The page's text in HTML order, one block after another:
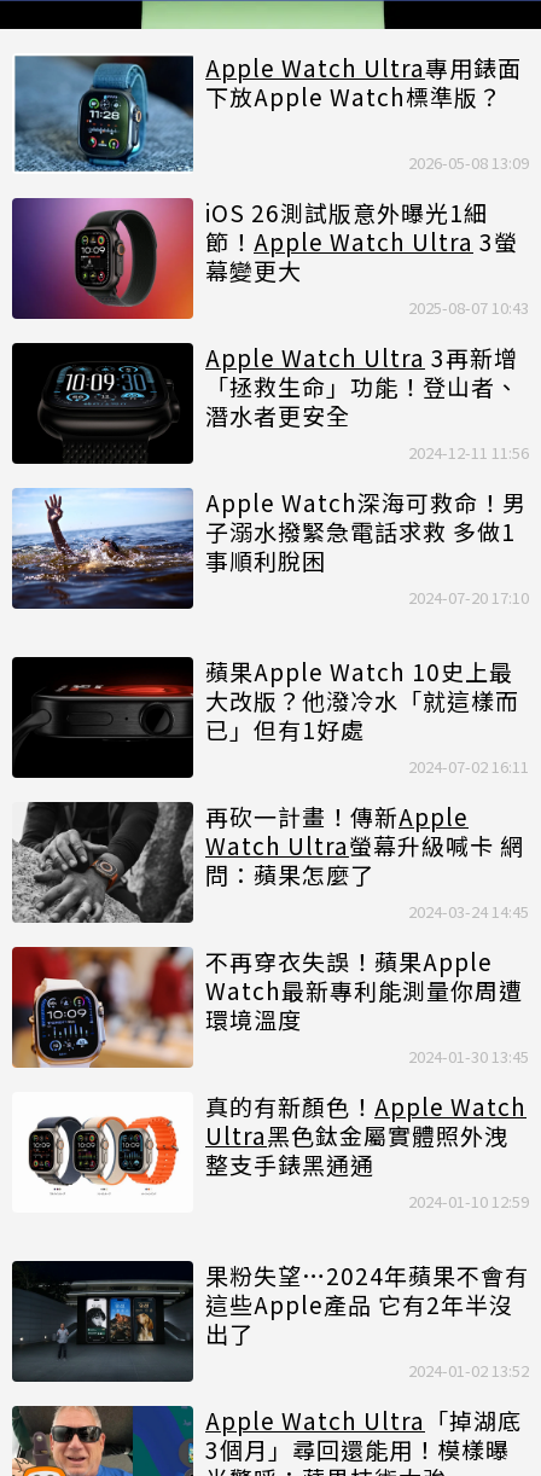
Apple Watch Ultra專用錶面
下放Apple Watch標準版？
2026-05-08 13:09
iOS 26測試版意外曝光1細
節！ Apple Watch Ultra 3螢
幕變更大
2025-08-07 10:43
Apple Watch Ultra 3再新增
「拯救生命」功能！登山者、
潛水者更安全
2024-12-11 11:56
Apple Watch深海可救命！男
子溺水撥緊急電話求救 多做1
事順利脫困
2024-07-20 17:10
蘋果Apple Watch 10史上最
大改版？他潑冷水「就這樣而
已」但有1好處
2024-07-02 16:11
再砍一計畫！傳新Apple
Watch Ultra螢幕升級喊卡 網
問：蘋果怎麼了
2024-03-24 14:45
不再穿衣失誤！蘋果Apple
Watch最新專利能測量你周遭
環境溫度
2024-01-30 13:45
真的有新顏色！ Apple Watch
Ultra黑色鈦金屬實體照外洩
整支手錶黑通通
2024-01-10 12:59
果粉失望…2024年蘋果不會有
這些Apple產品 它有2年半沒
出了
2024-01-02 13:52
Apple Watch Ultra 「掉湖底
3個月」尋回還能用！模樣曝